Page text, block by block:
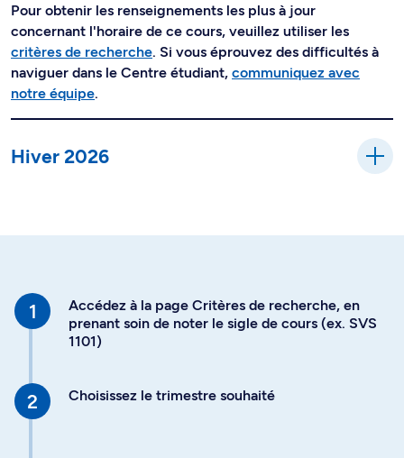
Pour obtenir les renseignements les plus à jour
concernant l'horaire de ce cours, veuillez utiliser les
critères de recherche. Si vous éprouvez des difficultés à
naviguer dans le Centre étudiant, communiquez avec
notre équipe.
Hiver 2026
Accédez à la page Critères de recherche, en
prenant soin de noter le sigle de cours (ex. SVS
1101)
Choisissez le trimestre souhaité